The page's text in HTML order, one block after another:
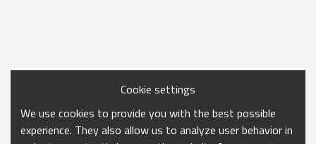
Cookie settings
We use cookies to provide you with the best possible
experience. They also allow us to analyze user behavior in